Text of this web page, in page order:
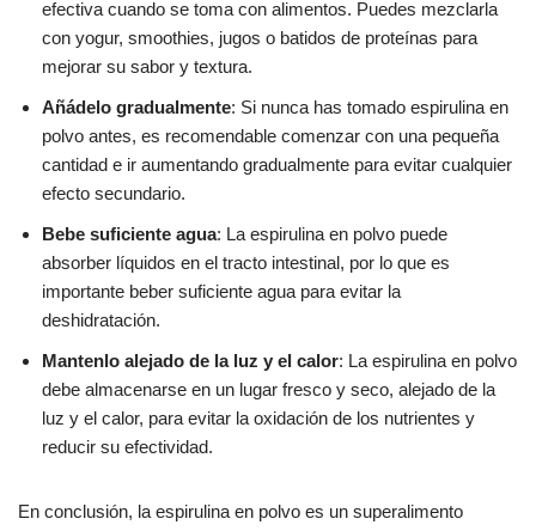
efectiva cuando se toma con alimentos. Puedes mezclarla
con yogur, smoothies, jugos o batidos de proteínas para
mejorar su sabor y textura.
Añádelo gradualmente: Si nunca has tomado espirulina en
polvo antes, es recomendable comenzar con una pequeña
cantidad e ir aumentando gradualmente para evitar cualquier
efecto secundario.
Bebe suficiente agua: La espirulina en polvo puede
absorber líquidos en el tracto intestinal, por lo que es
importante beber suficiente agua para evitar la
deshidratación.
Mantenlo alejado de la luz y el calor: La espirulina en polvo
debe almacenarse en un lugar fresco y seco, alejado de la
luz y el calor, para evitar la oxidación de los nutrientes y
reducir su efectividad.
En conclusión, la espirulina en polvo es un superalimento